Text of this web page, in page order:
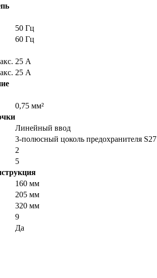
50 Гц
60 Гц
25 A
25 A
0,75 мм²
Линейный ввод
3-полюсный цоколь предохранителя S27
2
5
160 мм
205 мм
320 мм
9
Да